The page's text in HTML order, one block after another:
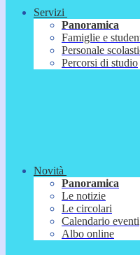
Servizi
Panoramica
Famiglie e
Personale
Percorsi di studio
Novità
Panoramica
Le notizie
Le circolari
Calendario eventi
Albo online